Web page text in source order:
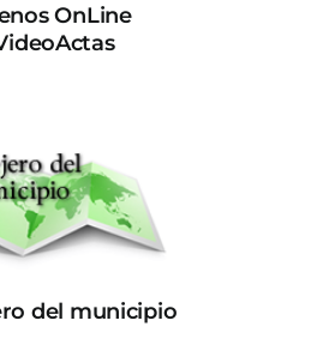
OnLine
del municipio